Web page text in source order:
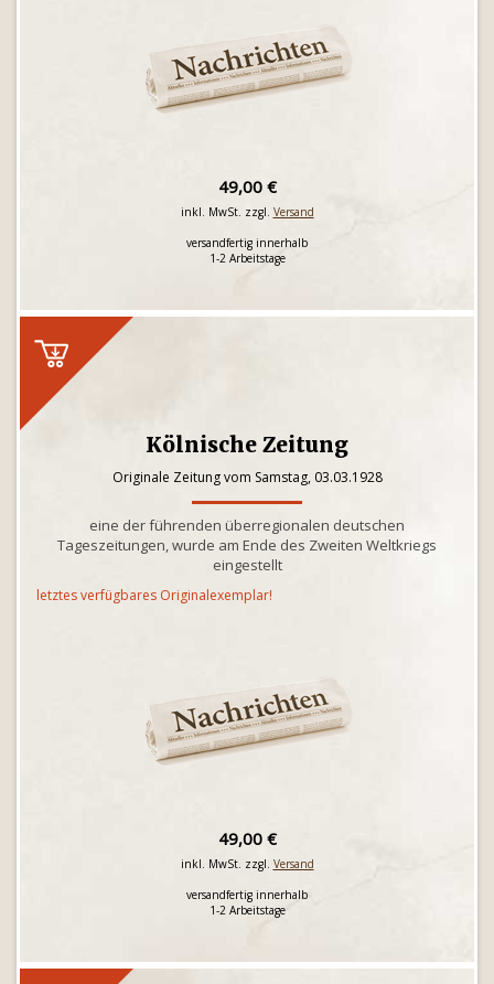
49,00 €
inkl. MwSt. zzgl. Versand
versandfertig innerhalb
1-2 Arbeitstage
Kölnische Zeitung
Originale Zeitung vom Samstag, 03.03.1928
eine der führenden überregionalen deutschen
Tageszeitungen, wurde am Ende des Zweiten Weltkriegs
eingestellt
letztes verfügbares Originalexemplar!
49,00 €
inkl. MwSt. zzgl. Versand
versandfertig innerhalb
1-2 Arbeitstage